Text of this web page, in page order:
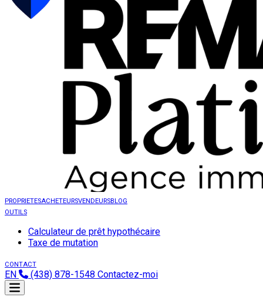
PROPRIETESACHETEURSVENDEURSBLOG
OUTILS
Calculateur de prêt hypothécaire
Taxe de mutation
CONTACT
EN (438) 878-1548 Contactez-moi